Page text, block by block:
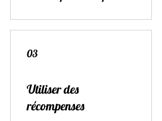
03
Utiliser des
récompenses